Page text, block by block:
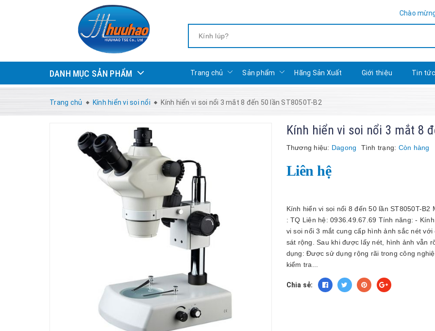
Chào mừng bạn
DANH MỤC SẢN PHẨM Trang chủ Sản phẩm Hãng Sản Xuất Giới thiệu Tin tức
Trang chủ Kính hiển vi soi nổi Kính hiển vi soi nổi 3 mắt 8 đến 50 lần ST8050T-B2
Kính hiển vi soi nổi 3 mắt 8
Thương hiệu: Dagong Tình trạng: Còn hàng
Liên hệ
Kính hiển vi soi nổi 8 đến 50 lần ST8050T-
: TQ Liên hệ: 0936.49.67.69 Tính năng: -
vi soi nổi 3 mắt cung cấp hình ảnh sắc nét
sát rộng. Sau khi được lấy nét, hình ảnh vẫn
dụng: Được sử dụng rộng rãi trong công
kiểm tra...
Chia sẻ: